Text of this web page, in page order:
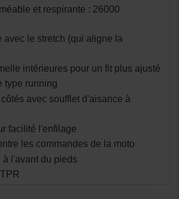
et respirante : 26000
avec le stretch (qui aligne la
intérieures pour un fit plus ajusté
type running
avec soufflet d'aisance à
facilité l'enfilage
les commandes de la moto
à l'avant du pieds